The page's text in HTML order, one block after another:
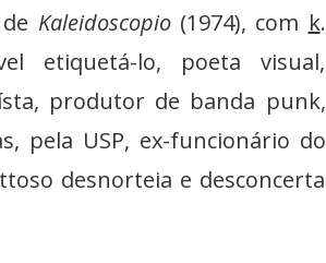
Kaleidoscopio(1974), com k.
etiquetá-lo, poeta visual,
produtor de banda punk,
pela USP, ex-funcionário do
desnorteia e desconcerta